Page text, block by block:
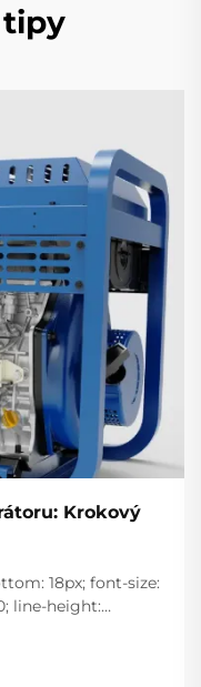
Krokový
18px; font-size:
line-height:
600; line-